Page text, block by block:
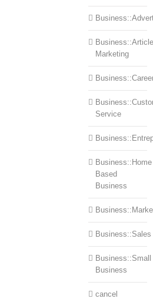
Business::Article
Marketing
Service
Business::Home
Based
Business
Business::Sales
Business::Small
Business
cancel